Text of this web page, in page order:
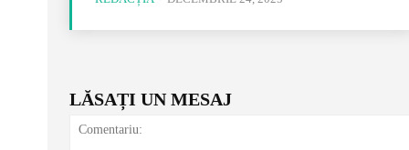
LĂSAȚI UN MESAJ